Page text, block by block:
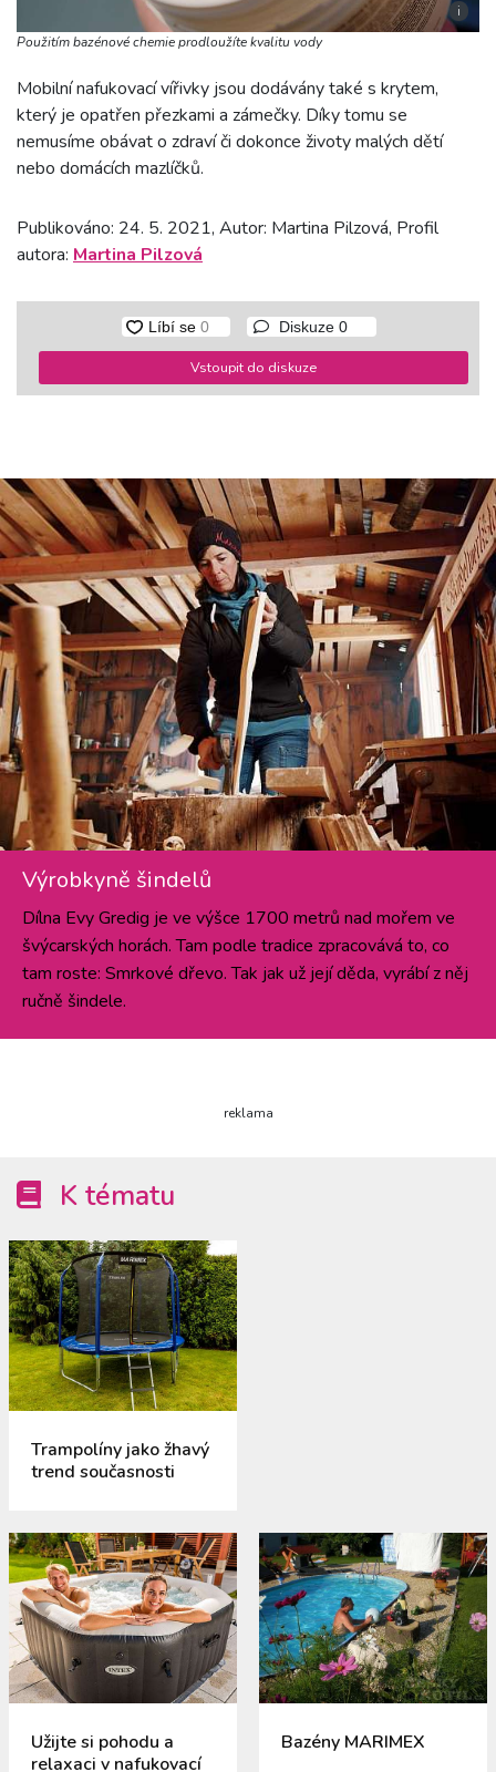
i
Použitím bazénové chemie prodloužíte kvalitu vody
Mobilní nafukovací vířivky jsou dodávány také s krytem,
který je opatřen přezkami a zámečky. Díky tomu se
nemusíme obávat o zdraví či dokonce životy malých dětí
nebo domácích mazlíčků.
Publikováno: 24. 5. 2021, Autor: Martina Pilzová, Profil
autora: Martina Pilzová
Diskuze 0
Vstoupit do diskuze
Výrobkyně šindelů
Dílna Evy Gredig je ve výšce 1700 metrů nad mořem ve
švýcarských horách. Tam podle tradice zpracovává to, co
tam roste: Smrkové dřevo. Tak jak už její děda, vyrábí z něj
ručně šindele.
reklama
K tématu
Trampolíny jako žhavý
trend současnosti
Užijte si pohodu a
relaxaci v nafukovací
Bazény MARIMEX